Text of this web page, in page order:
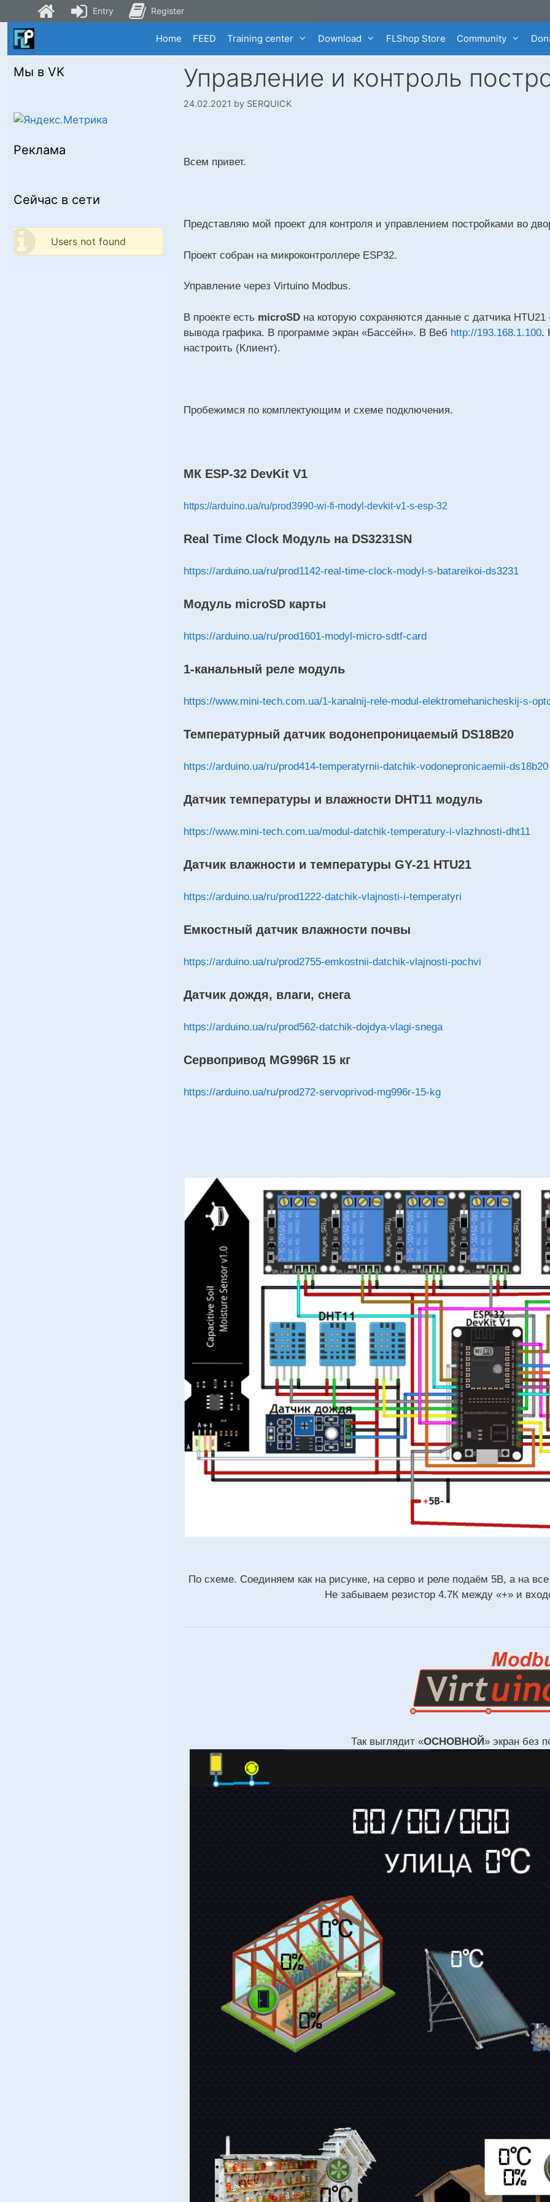
Skip
Home FEED Training center Download FLShop Store Community
Управление и контроль
24.02.2021 by SERQUICK
Всем привет.
Представляю мой проект для контроля и управлением постройками во
Проект собран на микроконтроллере ESP32.
Управление через Virtuino Modbus.
В проекте есть microSD на которую сохраняются данные с датчика
вывода графика. В программе экран «Бассейн». В Веб http://193.168.1.100.
настроить (Клиент).
Пробежимся по комплектующим и схеме подключения.
МК ESP-32 DevKit V1
https://arduino.ua/ru/prod3990-wi-fi-modyl-devkit-v1-s-esp-32
Real Time Clock Модуль наDS3231SN
https://arduino.ua/ru/prod1142-real-time-clock-modyl-s-batareikoi-ds3231
Модуль microSD карты
https://arduino.ua/ru/prod1601-modyl-micro-sdtf-card
1-канальный реле модуль
https://www.mini-tech.com.ua/1-kanalnij-rele-modul-elektromehanicheskij-s-
Температурный датчик водонепроницаемый DS18B20
https://arduino.ua/ru/prod414-temperatyrnii-datchik-vodonepronicaemii-ds18b20
Датчик температуры и влажности DHT11 модуль
https://www.mini-tech.com.ua/modul-datchik-temperatury-i-vlazhnosti-dht11
Датчик влажности и температуры GY-21 HTU21
https://arduino.ua/ru/prod1222-datchik-vlajnosti-i-temperatyri
Емкостный датчик влажности почвы
https://arduino.ua/ru/prod2755-emkostnii-datchik-vlajnosti-pochvi
Датчик дождя, влаги, снега
https://arduino.ua/ru/prod562-datchik-dojdya-vlagi-snega
Сервопривод MG996R 15 кг
https://arduino.ua/ru/prod272-servoprivod-mg996r-15-kg
По схеме. Соединяем как на рисунке, на серво и реле подаём 5В, а на
Не забываем резистор 4.7К между «+» и
Так выглядит «ОСНОВНОЙ» экран без
Мы в VK
Реклама
Сейчас в сети
Users not found
Entry Register